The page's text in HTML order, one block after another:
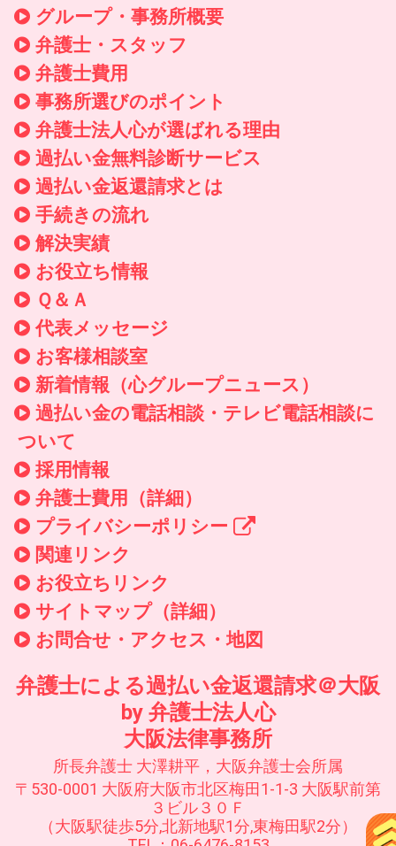
グループ・事務所概要
弁護士・スタッフ
弁護士費用
事務所選びのポイント
弁護士法人心が選ばれる理由
過払い金無料診断サービス
過払い金返還請求とは
手続きの流れ
解決実績
お役立ち情報
Ｑ＆Ａ
代表メッセージ
お客様相談室
新着情報 （心グループニュース）
過払い金の電話相談・テレビ電話相談に
ついて
採用情報
弁護士費用（詳細）
プライバシーポリシー
関連リンク
お役立ちリンク
サイトマップ（詳細）
お問合せ・アクセス・地図
弁護士による過払い金返還請求＠大阪
by 弁護士法人心
大阪法律事務所
所長弁護士 大澤耕平，大阪弁護士会所属
〒530-0001 大阪府大阪市北区梅田1-1-3 大阪駅前第
３ビル３０Ｆ
（大阪駅徒歩5分,北新地駅1分,東梅田駅2分）